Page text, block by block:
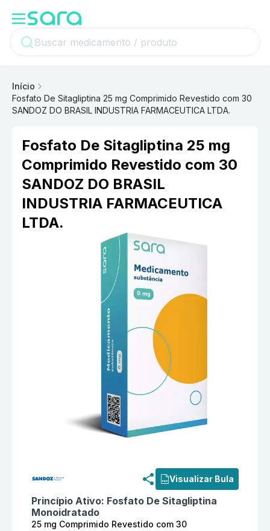
Início
Fosfato De Sitagliptina 25 mg Comprimido Revestido com 30
SANDOZ DO BRASIL INDUSTRIA FARMACEUTICA LTDA.
Fosfato De Sitagliptina 25 mg
Comprimido Revestido com 30
SANDOZ DO BRASIL
INDUSTRIA FARMACEUTICA
LTDA.
Visualizar Bula
Princípio Ativo: Fosfato De Sitagliptina
Monoidratado
25 mg Comprimido Revestido com 30